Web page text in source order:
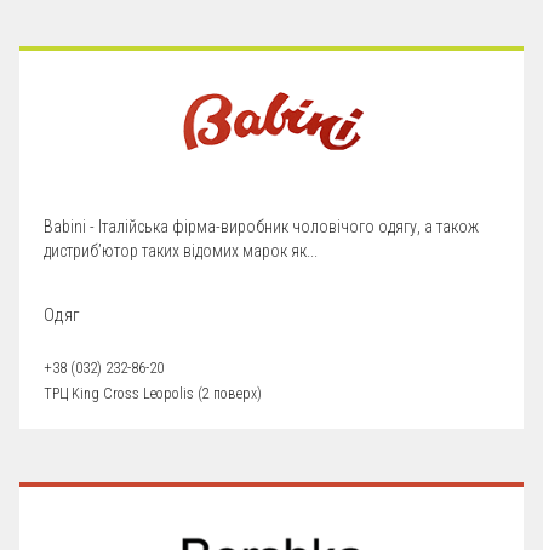
Babini - Італійська фірма-виробник чоловічого одягу, а також
дистриб’ютор таких відомих марок як...
Одяг
+38 (032) 232-86-20
ТРЦ King Cross Leopolis (2 поверх)